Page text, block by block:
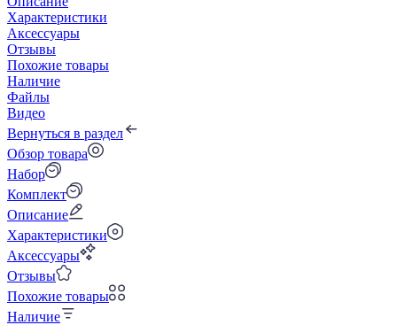
Характеристики
Аксессуары
Отзывы
Похожие товары
Наличие
Файлы
Видео
Вернуться в раздел
Обзор товара
Набор
Комплект
Описание
Характеристики
Аксессуары
Отзывы
Похожие товары
Наличие